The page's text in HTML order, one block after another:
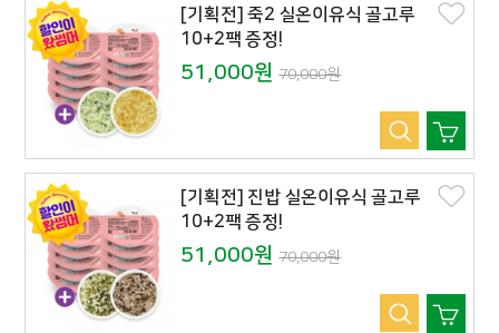
[기획전] 죽2 실온이유식 골고루
10+2팩 증정!
51,000원70,000원
[기획전] 진밥 실온이유식 골고루
10+2팩 증정!
51,000원70,000원